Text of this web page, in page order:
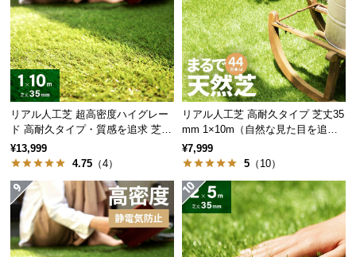
品・
キ
ャ
ン
セ
ル
に
い
保
証
に
リアル人工芝 超高密度ハイグレー
ド 高耐久タイプ・質感を追求 芝丈
35mm 1×10m
¥13,999
4.75 （4）
リアル人工芝 高耐久タイプ 芝丈35
mm 1×10m（自然な見た目を追
求・U字ピン付属）
¥7,999
5 （10）